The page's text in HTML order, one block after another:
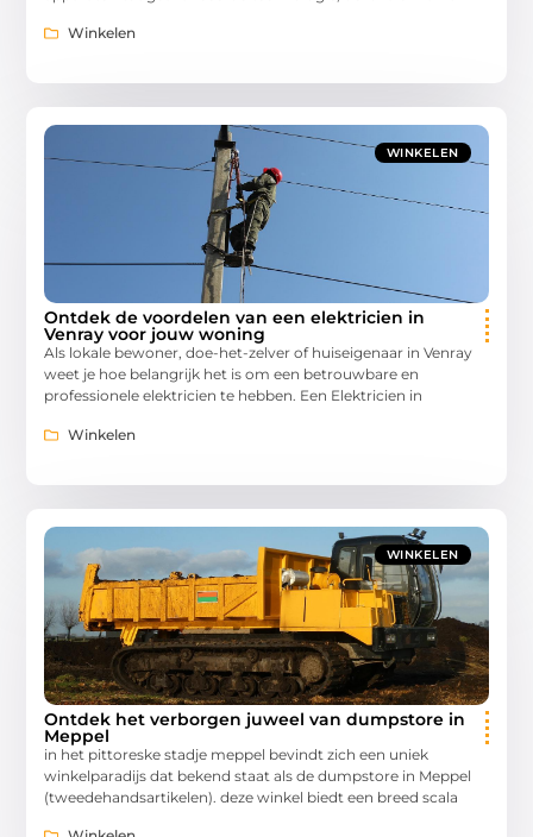
Winkelen
WINKELEN
Ontdek de voordelen van een elektricien in
Venray voor jouw woning
Als lokale bewoner, doe-het-zelver of huiseigenaar in Venray
weet je hoe belangrijk het is om een betrouwbare en
professionele elektricien te hebben. Een Elektricien in
Winkelen
WINKELEN
Ontdek het verborgen juweel van dumpstore in
Meppel
in het pittoreske stadje meppel bevindt zich een uniek
winkelparadijs dat bekend staat als de dumpstore in Meppel
(tweedehandsartikelen). deze winkel biedt een breed scala